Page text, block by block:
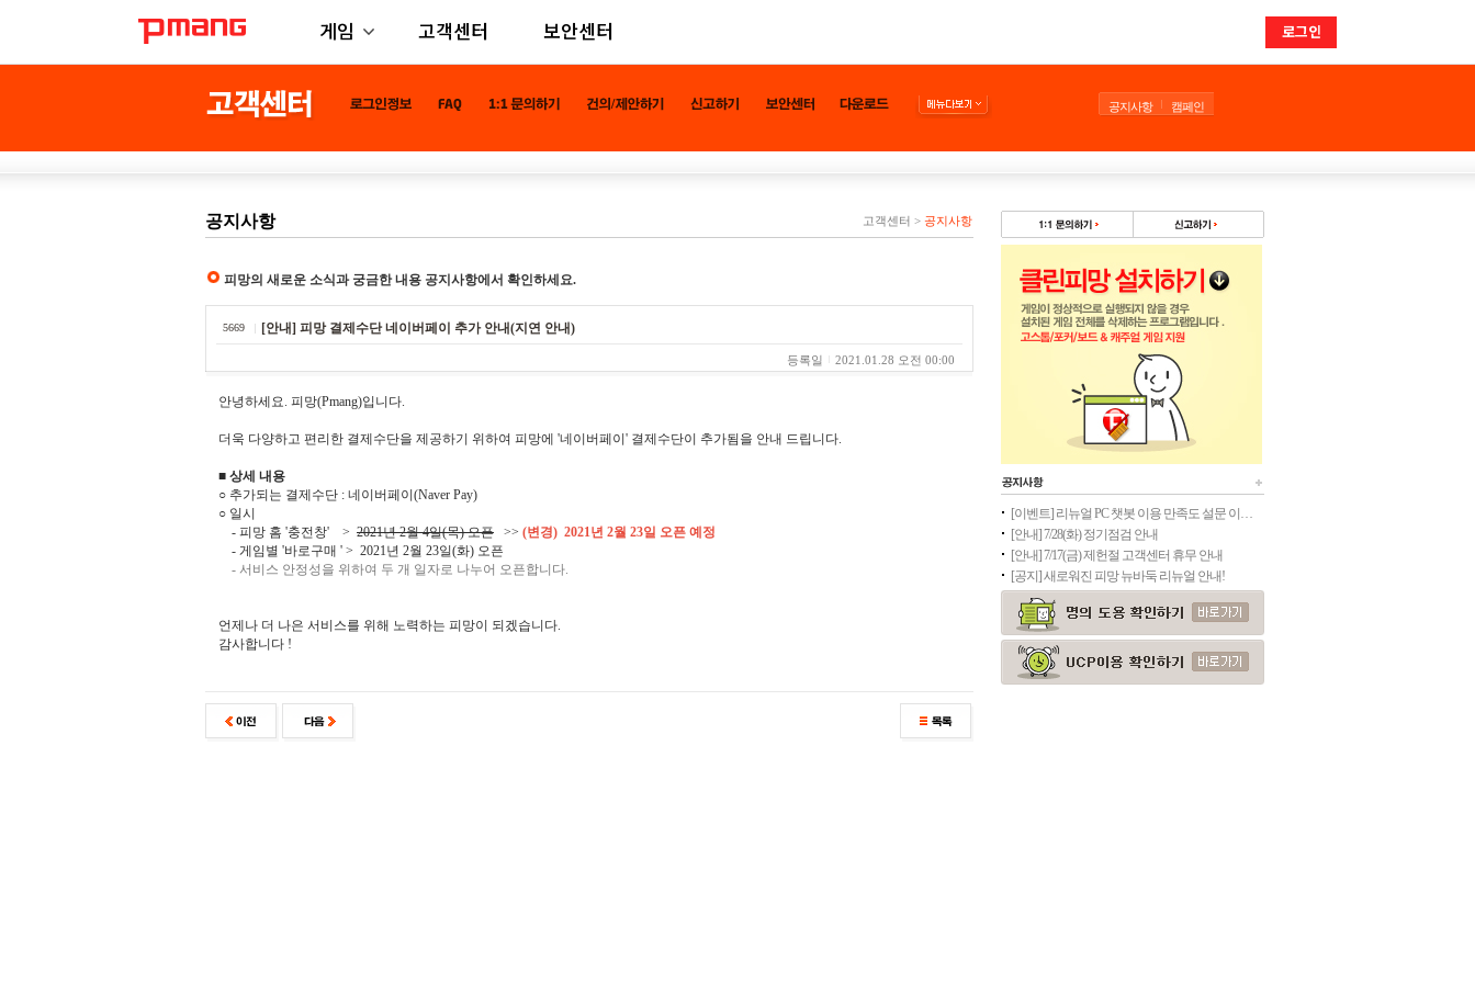
게임 고객센터 보안센터 로그인
공지사항 캠페인
공지사항 고객센터 > 공지사항
피망의 새로운 소식과 궁금한 내용 공지사항에서 확인하세요.
5669 [안내] 피망 결제수단 네이버페이 추가 안내(지연 안내)
등록일 2021.01.28 오전 00:00
안녕하세요. 피망(Pmang)입니다.
더욱 다양하고 편리한 결제수단을 제공하기 위하여 피망에 '네이버페이' 결제수단이 추가됨을 안내 드립니다.
■ 상세 내용
○ 추가되는 결제수단 : 네이버페이(Naver Pay)
○ 일시
- 피망 홈 '충전창' > 2021년 2월 4일(목) 오픈 >> (변경) 2021년 2월 23일 오픈 예정
- 게임별 '바로구매 ' > 2021년 2월 23일(화) 오픈
- 서비스 안정성을 위하여 두 개 일자로 나누어 오픈합니다.
언제나 더 나은 서비스를 위해 노력하는 피망이 되겠습니다.
감사합니다 !
[이벤트] 리뉴얼 PC 챗봇 이용 만족도 설문 이벤트
[안내] 7/28(화) 정기점검 안내
[안내] 7/17(금) 제헌절 고객센터 휴무 안내
[공지] 새로워진 피망 뉴바둑 리뉴얼 안내!